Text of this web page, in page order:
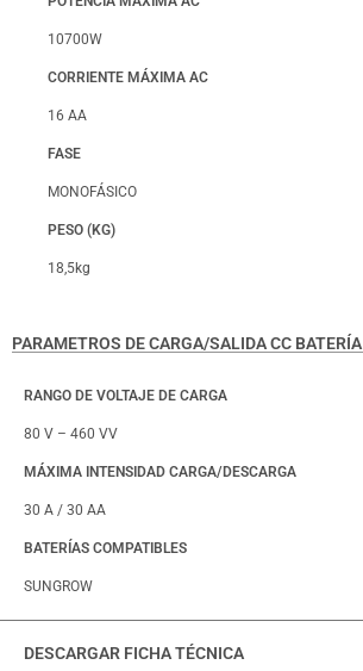
10700W
CORRIENTE MÁXIMA AC
16 AA
FASE
MONOFÁSICO
PESO (KG)
18,5kg
PARAMETROS DE CARGA/SALIDA CC BATERÍA
RANGO DE VOLTAJE DE CARGA
80 V – 460 VV
MÁXIMA INTENSIDAD CARGA/DESCARGA
30 A / 30 AA
BATERÍAS COMPATIBLES
SUNGROW
DESCARGAR FICHA TÉCNICA